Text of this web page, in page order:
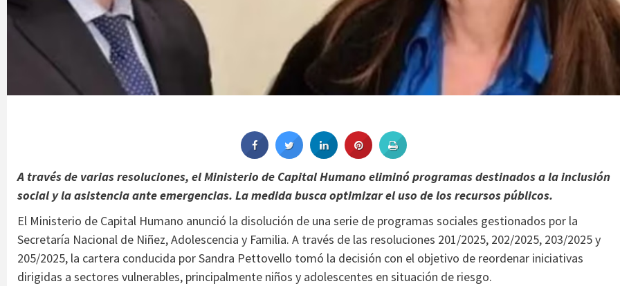
A través de varias resoluciones, el Ministerio de Capital Humano eliminó programas destinados a la inclusión
social y la asistencia ante emergencias. La medida busca optimizar el uso de los recursos públicos.
El Ministerio de Capital Humano anunció la disolución de una serie de programas sociales gestionados por la
Secretaría Nacional de Niñez, Adolescencia y Familia. A través de las resoluciones 201/2025, 202/2025, 203/2025 y
205/2025, la cartera conducida por Sandra Pettovello tomó la decisión con el objetivo de reordenar iniciativas
dirigidas a sectores vulnerables, principalmente niños y adolescentes en situación de riesgo.